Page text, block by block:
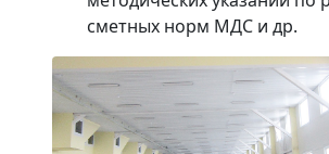
сметных норм МДС и др.